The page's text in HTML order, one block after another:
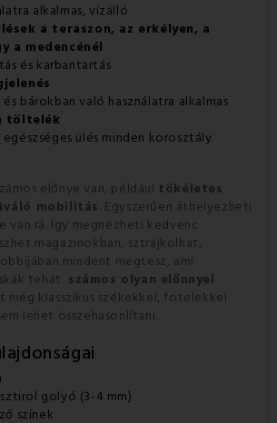
alkalmas, vízálló
a teraszon, az erkélyen, a
a medencénél
és karbantartás
bárokban való használatra alkalmas
töltelék
egészséges ülés minden korosztály
előnye van, például tökéletes
mobilitás. Egyszerűen áthelyezheti
van rá. Így megnézheti kedvenc
magazinokban, sztrájkolhat,
mindent megtesz, ami
tehát számos olyan előnnyel
még klasszikus székekkel, fotelekkel
lehet összehasonlítani.
golyó (3-4 mm)
színek